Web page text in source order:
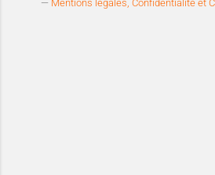
— Mentions légales, Confidentialité et